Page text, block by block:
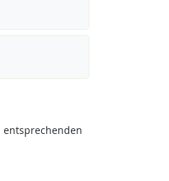
entsprechenden